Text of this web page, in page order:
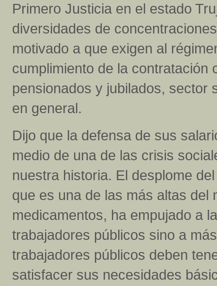
Primero Justicia en el estado
diversidades de
motivado a que exigen al
cumplimiento de la contratación
pensionados y jubilados, sector
en general.
Dijo que la defensa de sus
medio de una de las crisis
nuestra historia. El desplome
que es una de las más altas del
medicamentos, ha empujado a
trabajadores públicos sino a
trabajadores públicos deben
satisfacer sus necesidades